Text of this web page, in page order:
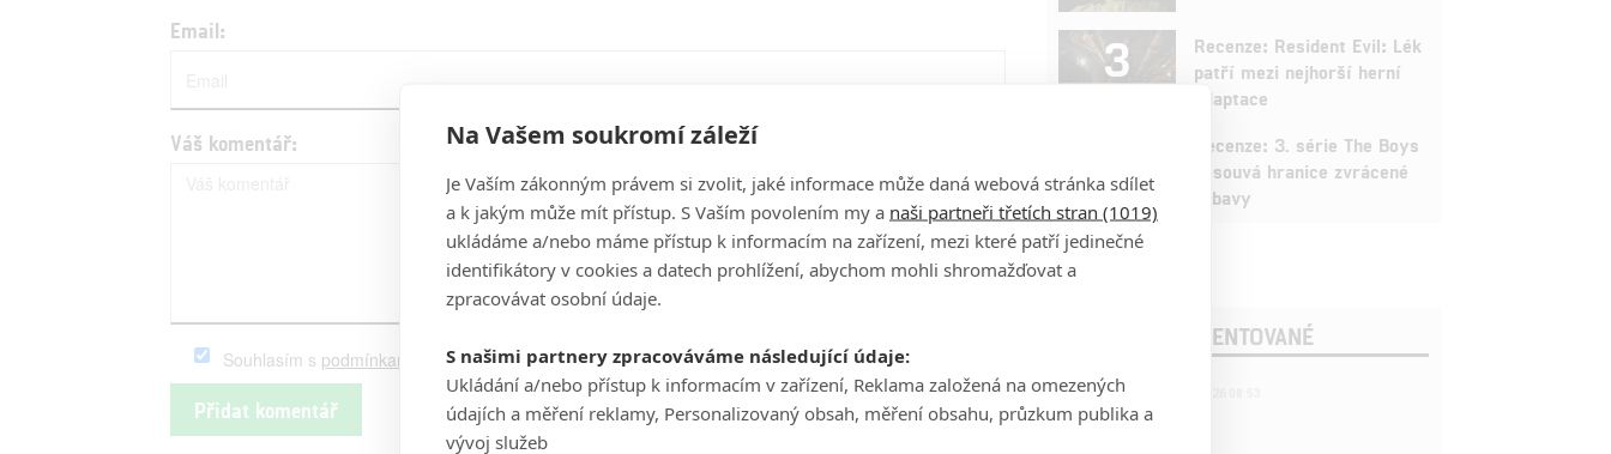
Email:
Váš komentář:
Souhlasím s podmínkami serveru FandimeFilmu.cz
3
Recenze: Resident Evil: Lék
patří mezi nejhorší herní
adaptace
Recenze: 3. série The Boys
posouvá hranice zvrácené
zábavy
POSLEDNÍ KOMENTOVANÉ
221
拆彈專家
Na Vašem soukromí záleží
Je Vaším zákonným právem si zvolit, jaké informace může daná webová stránka sdílet
a k jakým může mít přístup. S Vaším povolením my a naši partneři třetích stran (1019)
ukládáme a/nebo máme přístup k informacím na zařízení, mezi které patří jedinečné
identifikátory v cookies a datech prohlížení, abychom mohli shromažďovat a
zpracovávat osobní údaje.
S našimi partnery zpracováváme následující údaje:
Ukládání a/nebo přístup k informacím v zařízení, Reklama založená na omezených
údajích a měření reklamy, Personalizovaný obsah, měření obsahu, průzkum publika a
vývoj služeb